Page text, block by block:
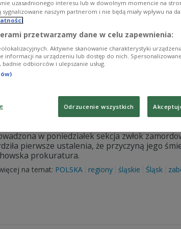
w Kłobucku. W oknie jednego z mieszkań
na temat:POLSKA policja śląskie
wyniki sekcji zwłok księdza
w poniedziałek sekcja zwłok
pierwsze ustalenia, że przyczyną jego
prokuratura.
na temat: POLSKA regiony śląskie Śląsk
uzasadnionego interesu lub w dowolnym momencie na
naszym partnerom i nie będą miały wpływu na
przetwarzamy dane w celu zapewnienia:
Aktywne skanowanie charakterystyki
informacji na urządzeniu lub dostęp do nich.
odbiorców i ulepszanie usług.
Odrzucenie wszystkich